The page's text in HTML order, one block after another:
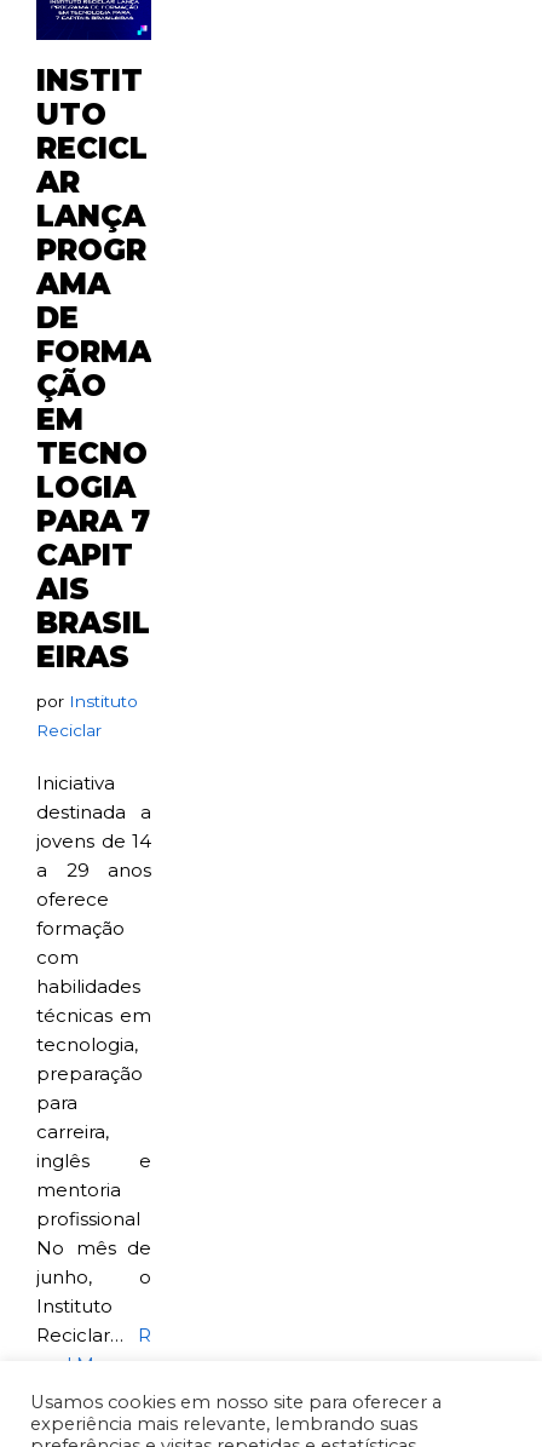
INSTIT
UTO
RECICL
AR
LANÇA
PROGR
AMA
DE
FORMA
ÇÃO
EM
TECNO
LOGIA
PARA 7
CAPIT
AIS
BRASIL
EIRAS
por Instituto
Reciclar
Iniciativa
destinada a
jovens de 14
a 29 anos
oferece
formação
com
habilidades
técnicas em
tecnologia,
preparação
para
carreira,
inglês e
mentoria
profissional
No mês de
junho, o
Instituto
Reciclar… R
ead More »
Usamos cookies em nosso site para oferecer a
experiência mais relevante, lembrando suas